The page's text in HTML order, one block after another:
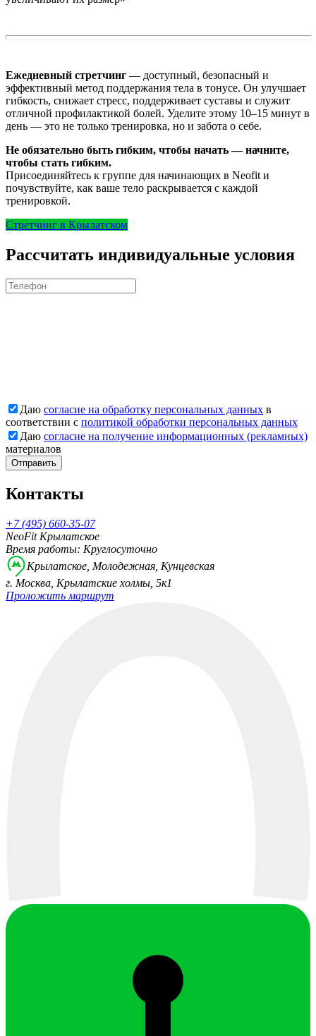
Ежедневный стретчинг — доступный, безопасный и
эффективный метод поддержания тела в тонусе. Он улучшает
гибкость, снижает стресс, поддерживает суставы и служит
отличной профилактикой болей. Уделите этому 10–15 минут в
день — это не только тренировка, но и забота о себе.
Не обязательно быть гибким, чтобы начать — начните,
чтобы стать гибким.
Присоединяйтесь к группе для начинающих в Neofit и
почувствуйте, как ваше тело раскрывается с каждой
тренировкой.
Стретчинг в Крылатском
Рассчитать индивидуальные условия
Даю согласие на обработку персональных данных в
соответствии с политикой обработки персональных данных
Даю согласие на получение информационных (рекламных)
материалов
Отправить
Контакты
+7 (495) 660-35-07
NeoFit Крылатское
Время работы: Круглосуточно
Крылатское, Молодежная, Кунцевская
г. Москва, Крылатские холмы, 5к1
Проложить маршрут